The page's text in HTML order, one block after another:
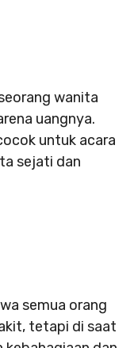
wanita
uangnya.
untuk acara
sejati dan
semua orang
tetapi di saat